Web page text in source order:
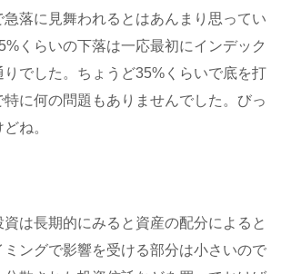
急落に見舞われるとはあんまり思ってい
くらいの下落は一応最初にインデック
りでした。ちょうど35%くらいで底を打
特に何の問題もありませんでした。びっ
ね。
は長期的にみると資産の配分によると
ミングで影響を受ける部分は小さいので